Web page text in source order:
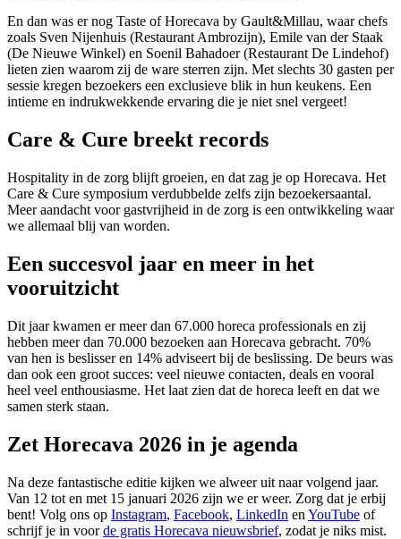
En dan was er nog Taste of Horecava by Gault&Millau, waar chefs
zoals Sven Nijenhuis (Restaurant Ambrozijn), Emile van der Staak
(De Nieuwe Winkel) en Soenil Bahadoer (Restaurant De Lindehof)
lieten zien waarom zij de ware sterren zijn. Met slechts 30 gasten per
sessie kregen bezoekers een exclusieve blik in hun keukens. Een
intieme en indrukwekkende ervaring die je niet snel vergeet!
Care & Cure breekt records
Hospitality in de zorg blijft groeien, en dat zag je op Horecava. Het
Care & Cure symposium verdubbelde zelfs zijn bezoekersaantal.
Meer aandacht voor gastvrijheid in de zorg is een ontwikkeling waar
we allemaal blij van worden.
Een succesvol jaar en meer in het
vooruitzicht
Dit jaar kwamen er meer dan 67.000 horeca professionals en zij
hebben meer dan 70.000 bezoeken aan Horecava gebracht. 70%
van hen is beslisser en 14% adviseert bij de beslissing. De beurs was
dan ook een groot succes: veel nieuwe contacten, deals en vooral
heel veel enthousiasme. Het laat zien dat de horeca leeft en dat we
samen sterk staan.
Zet Horecava 2026 in je agenda
Na deze fantastische editie kijken we alweer uit naar volgend jaar.
Van 12 tot en met 15 januari 2026 zijn we er weer. Zorg dat je erbij
bent! Volg ons op Instagram, Facebook, LinkedIn en YouTube of
schrijf je in voorde gratis Horecava nieuwsbrief, zodat je niks mist.